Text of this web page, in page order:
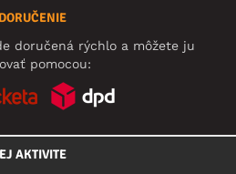
DORUČENIE
doručená rýchlo a môžete ju
pomocou:
AKTIVITE